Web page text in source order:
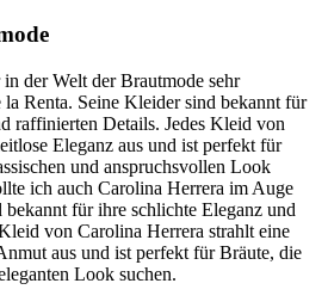
der Welt der Brautmode sehr
la Renta. Seine Kleider sind bekannt für
raffinierten Details. Jedes Kleid von
Eleganz aus und ist perfekt für
und anspruchsvollen Look
ich auch Carolina Herrera im Auge
für ihre schlichte Eleganz und
von Carolina Herrera strahlt eine
aus und ist perfekt für Bräute, die
Look suchen.